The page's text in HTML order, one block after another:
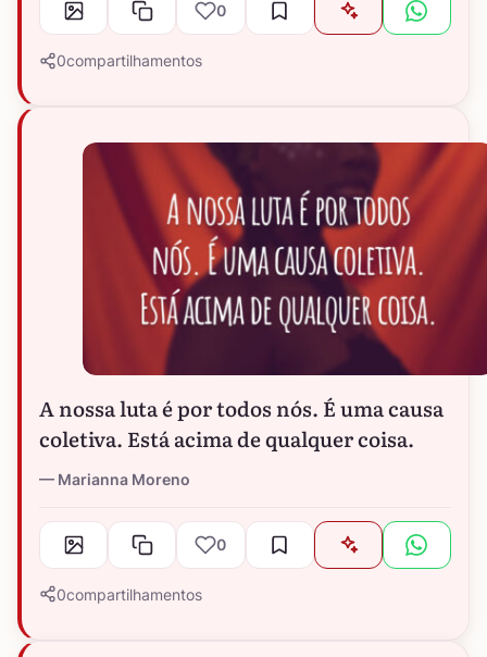
0
0compartilhamentos
A nossa luta é por todos nós. É uma causa
coletiva. Está acima de qualquer coisa.
Marianna Moreno
0
0compartilhamentos